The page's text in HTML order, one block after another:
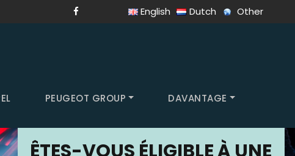
English Dutch Other
PEUGEOT GROUP DAVANTAGE